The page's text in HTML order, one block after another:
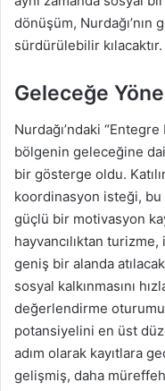
dönüşüm,
sürdürülebilir kılacaktır.
Geleceğe
Nurdağı’ndaki “Entegre
bölgenin geleceğine
bir gösterge oldu.
koordinasyon isteği, bu
güçlü bir motivasyon
hayvancılıktan
geniş bir alanda
sosyal kalkınmasını
değerlendirme
potansiyelini en üst
adım olarak kayıtlara
gelişmiş, daha